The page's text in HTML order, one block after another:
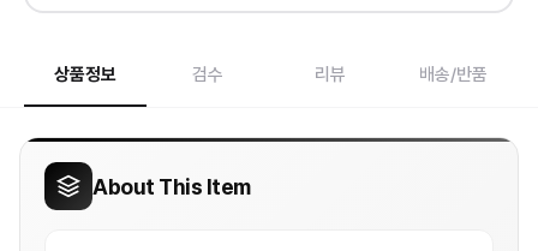
상품정보 검수 리뷰 배송/반품
About This Item